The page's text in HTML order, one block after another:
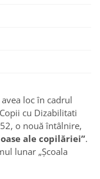
avea loc în cadrul
cu Dizabilitati
o nouă întâlnire,
ale copilăriei”.
lunar „Şcoala